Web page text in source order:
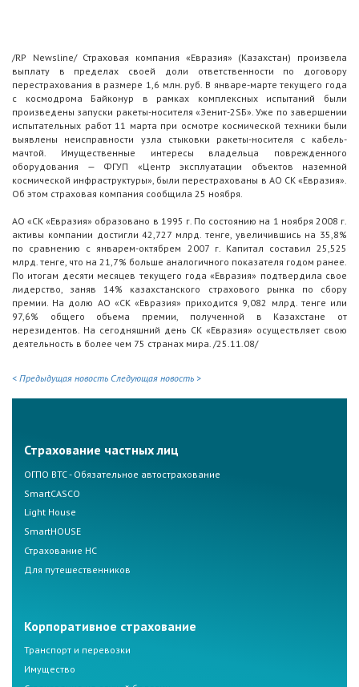
/RP Newsline/ Страховая компания «Евразия» (Казахстан) произвела
выплату в пределах своей доли ответственности по договору
перестрахования в размере 1,6 млн. руб. В январе-марте текущего года
с космодрома Байконур в рамках комплексных испытаний были
произведены запуски ракеты-носителя «Зенит-2SБ». Уже по завершении
испытательных работ 11 марта при осмотре космической техники были
выявлены неисправности узла стыковки ракеты-носителя с кабель-
мачтой. Имущественные интересы владельца поврежденного
оборудования — ФГУП «Центр эксплуатации объектов наземной
космической инфраструктуры», были перестрахованы в АО СК «Евразия».
Об этом страховая компания сообщила 25 ноября.
АО «СК «Евразия» образовано в 1995 г. По состоянию на 1 ноября 2008 г.
активы компании достигли 42,727 млрд. тенге, увеличившись на 35,8%
по сравнению с январем-октябрем 2007 г. Капитал составил 25,525
млрд. тенге, что на 21,7% больше аналогичного показателя годом ранее.
По итогам десяти месяцев текущего года «Евразия» подтвердила свое
лидерство, заняв 14% казахстанского страхового рынка по сбору
премии. На долю АО «СК «Евразия» приходится 9,082 млрд. тенге или
97,6% общего объема премии, полученной в Казахстане от
нерезидентов. На сегодняшний день СК «Евразия» осуществляет свою
деятельность в более чем 75 странах мира. /25.11.08/
< Предыдущая новость Следующая новость >
Страхование частных лиц
ОГПО ВТС - Обязательное автострахование
SmartCASCO
Light House
SmartHOUSE
Страхование НС
Для путешественников
Корпоративное страхование
Транспорт и перевозки
Имущество